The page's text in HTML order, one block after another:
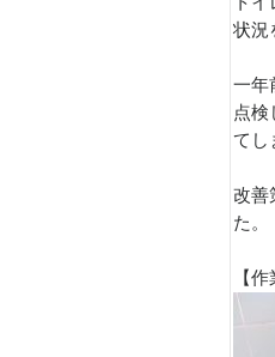
状況
一年
点検
てし
改善
た。
【